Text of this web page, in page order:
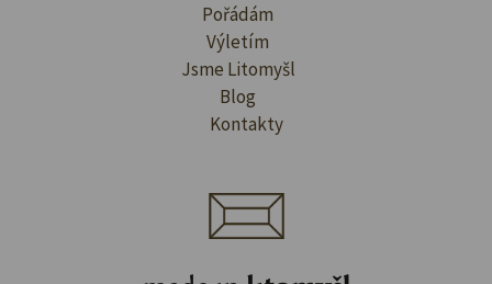
Pořádám
Výletím
Jsme Litomyšl
Blog
Kontakty